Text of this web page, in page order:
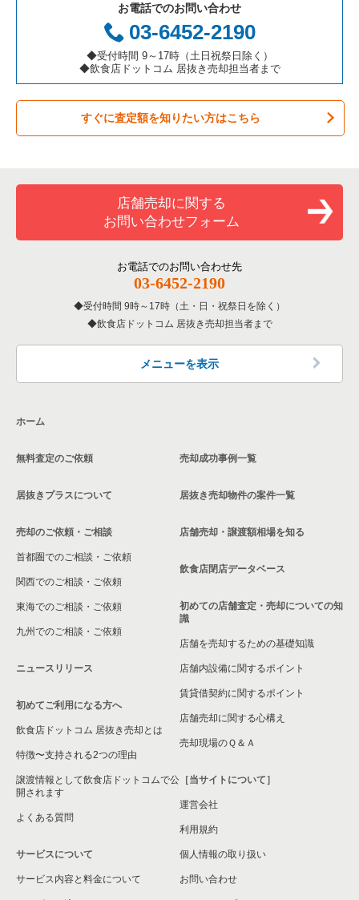
お弁当・惣菜・デリの居抜き売却物件の案件一覧
カラオケ・パブ・スナックの居抜き売却物件の案件一覧
バーの居抜き売却物件の案件一覧
居酒屋・ダイニングバーの居抜き売却物件の案件一覧
洋食の居抜き売却物件の案件一覧
その他の居抜き売却物件の案件一覧
三重県の飲食店の居抜き売却物件の案件一覧
足立区の飲食店の居抜き売却物件の案件一覧
板橋区の飲食店の居抜き売却物件の案件一覧
台東区の飲食店の居抜き売却物件の案件一覧
練馬区の飲食店の居抜き売却物件の案件一覧
北区の飲食店の居抜き売却物件の案件一覧
江戸川区の飲食店の居抜き売却物件の案件一覧
墨田区の飲食店の居抜き売却物件の案件一覧
品川区の飲食店の居抜き売却物件の案件一覧
中野区の飲食店の居抜き売却物件の案件一覧
東京23区のアジア料理の居抜き売却物件の案件一覧
東京23区のカフェの居抜き売却物件の案件一覧
東京23区のテイクアウトの居抜き売却物件の案件一覧
東京23区のお弁当・惣菜・デリの居抜き売却物件の案件一覧
東京23区のバーの居抜き売却物件の案件一覧
東京23区の居酒屋・ダイニングバーの居抜き売却物件の案件一
東京23区の専門料理の居抜き売却物件の案件一覧
東京23区の和食の居抜き売却物件の案件一覧
東京23区の洋食の居抜き売却物件の案件一覧
浅草駅のアジア料理の居抜き売却物件の案件一覧
浅草駅のカフェの居抜き売却物件の案件一覧
浅草駅のテイクアウトの居抜き売却物件の案件一覧
浅草駅のバーの居抜き売却物件の案件一覧
浅草駅の洋食の居抜き売却物件の案件一覧
浅草駅のその他の居抜き売却物件の案件一覧
お電話でのお問い合わせ
03-6452-2190
◆受付時間 9～17時（土日祝祭日除く）
◆飲食店ドットコム 居抜き売却担当者まで
すぐに査定額を知りたい方はこちら
店舗売却に関する
お問い合わせフォーム
お電話でのお問い合わせ先
03-6452-2190
受付時間 9時～17時（土・日・祝祭日を除く）
飲食店ドットコム 居抜き売却担当者まで
メニューを表示
ホーム
無料査定のご依頼
居抜きプラスについて
売却のご依頼・ご相談
首都圏でのご相談・ご依頼
関西でのご相談・ご依頼
東海でのご相談・ご依頼
九州でのご相談・ご依頼
ニュースリリース
初めてご利用になる方へ
飲食店ドットコム 居抜き売却とは
特徴〜支持される2つの理由
譲渡情報として飲食店ドットコムで公
開されます
よくある質問
サービスについて
サービス内容と料金について
売却成功事例一覧
居抜き売却物件の案件一覧
店舗売却・譲渡額相場を知る
飲食店閉店データベース
初めての店舗査定・売却についての知
識
店舗を売却するための基礎知識
店舗内設備に関するポイント
賃貸借契約に関するポイント
店舗売却に関する心構え
売却現場のＱ＆Ａ
［当サイトについて］
運営会社
利用規約
個人情報の取り扱い
お問い合わせ